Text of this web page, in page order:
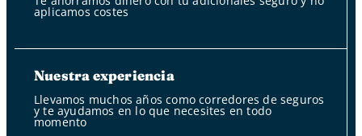
aplicamos costes
Nuestra experiencia
Llevamos muchos años como corredores de seguros
y te ayudamos en lo que necesites en todo
momento